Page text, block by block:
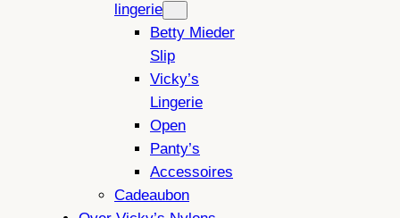
lingerie
Betty Mieder
Slip
Vicky’s
Lingerie
Open
Panty’s
Accessoires
Cadeaubon